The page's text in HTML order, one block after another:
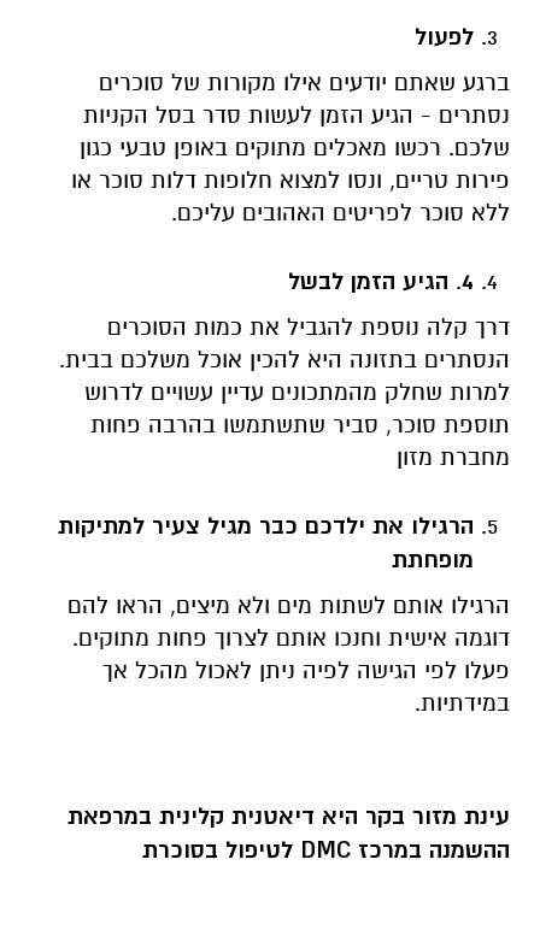
לפעול
ברגע שאתם יודעים אילו מקורות של סוכרים
נסתרים - הגיע הזמן לעשות סדר בסל הקניות
שלכם. רכשו מאכלים מתוקים באופן טבעי כגון
פירות טריים, ונסו למצוא חלופות דלות סוכר או
ללא סוכר לפריטים האהובים עליכם.
4
. הגיע הזמן לבשל
דרך קלה נוספת להגביל את כמות הסוכרים
הנסתרים בתזונה היא להכין אוכל משלכם בבית.
למרות שחלק מהמתכונים עדיין עשויים לדרוש
תוספת סוכר, סביר שתשתמשו בהרבה פחות
מחברת מזון
הרגילו את ילדכם כבר מגיל צעיר למתיקות
מופחתת
הרגילו אותם לשתות מים ולא מיצים, הראו להם
דוגמה אישית וחנכו אותם לצרוך פחות מתוקים.
פעלו לפי הגישה לפיה ניתן לאכול מהכל אך
במידתיות.
עינת מזור בקר היא דיאטנית קלינית במרפאת
ההשמנה במרכז DMC לטיפול בסוכרת